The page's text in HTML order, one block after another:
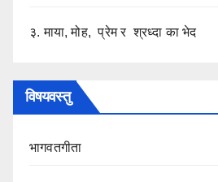
३. माया, मोह, प्रेम र श्रध्दा का भेद
विषयवस्तु
भागवतगीता